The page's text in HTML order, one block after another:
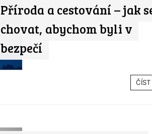
Příroda a cestování – jak
chovat, abychom byli v
bezpečí
ČÍST